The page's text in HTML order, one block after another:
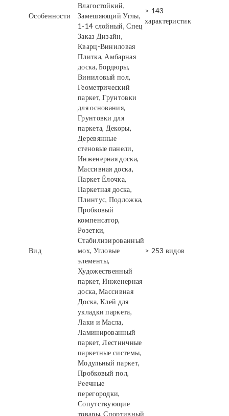
Особенности
Влагостойкий,
Замешяющий Углы,
1-14 слойный, Спец
Заказ Дизайн,
> 143
характеристик
Вид
Кварц-Виниловая
Плитка, Амбарная
доска, Бордюры,
Виниловый пол,
Геометрический
паркет, Грунтовки
для основания,
Грунтовки для
паркета, Декоры,
Деревянные
стеновые панели,
Инженерная доска,
Массивная доска,
Паркет Ёлочка,
Паркетная доска,
Плинтус, Подложка,
Пробковый
компенсатор,
Розетки,
Стабилизированный
мох, Угловые
элементы,
Художественный
паркет, Инженерная
доска, Массивная
Доска, Клей для
укладки паркета,
Лаки и Масла,
Ламинированный
паркет, Лестничные
паркетные системы,
Модульный паркет,
Пробковый пол,
Реечные
перегородки,
Сопутствующие
товары, Спортивный
> 253 видов